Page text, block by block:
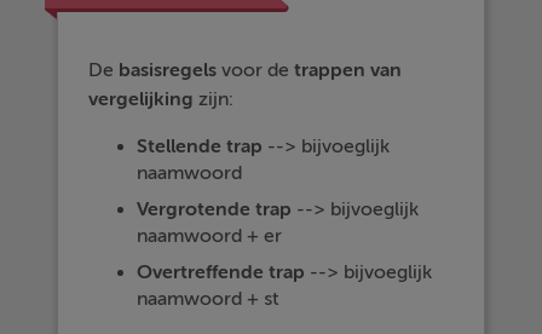
De basisregels voor detrappen van
vergelijking zijn:
Stellende trap --> bijvoeglijk
naamwoord
Vergrotende trap --> bijvoeglijk
naamwoord + er
Overtreffende trap --> bijvoeglijk
naamwoord + st